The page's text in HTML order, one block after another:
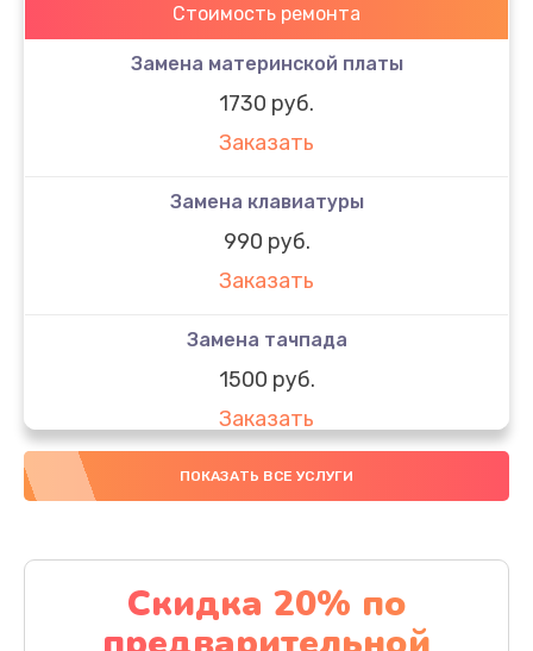
Стоимость ремонта
Замена материнской платы
1730 руб.
Заказать
Замена клавиатуры
990 руб.
Заказать
Замена тачпада
1500 руб.
Заказать
Замена южного моста
Заказать
Чистка от пыли
ПОКАЗАТЬ ВСЕ УСЛУГИ
Скидка 20% по